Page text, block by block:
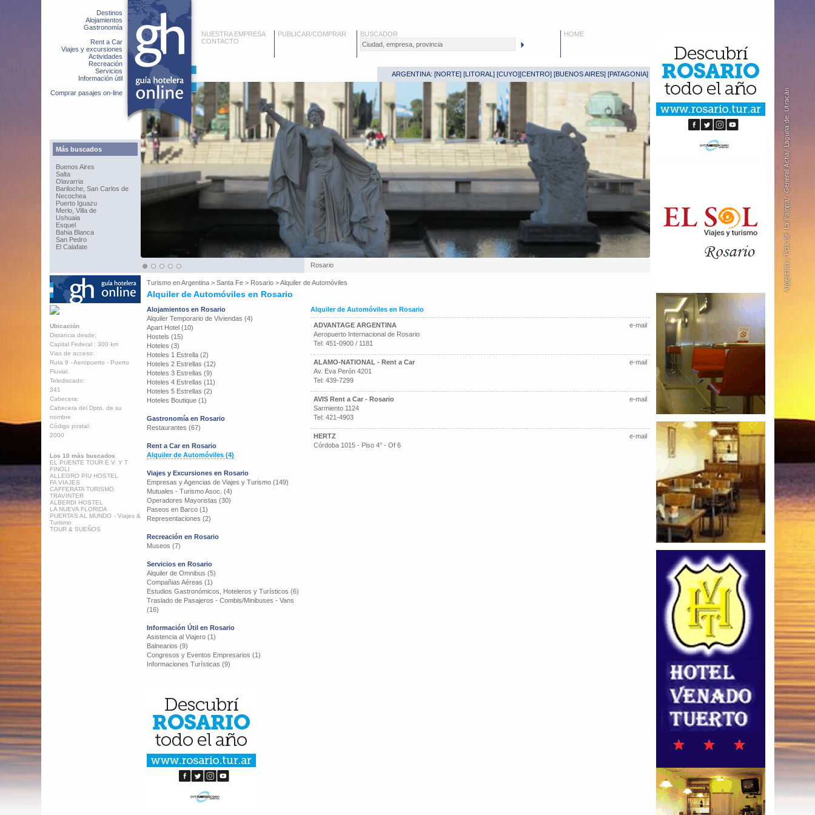
Destinos
Alojamientos
Gastronomía
Rent a Car
Viajes y excursiones
Actividades
Recreación
Servicios
Información útil
Comprar pasajes on-line
Más buscados
Buenos Aires
Salta
Olavarria
Bariloche, San Carlos de
Necochea
Puerto Iguazu
Merlo, Villa de
Ushuaia
Esquel
Bahia Blanca
San Pedro
El Calafate
NUESTRA EMPRESA
CONTACTO
PUBLICAR/COMPRAR BUSCADOR HOME
ARGENTINA: [NORTE] [LITORAL ] [CUYO][CENTRO] [BUENOS AIRES] [PATAGONIA]
Rosario
Turismo enArgentina > Santa Fe > Rosario >Alquiler de Automóviles
Alquiler de Automóviles en Rosario
Ubicación
Distancia desde:
Capital Federal : 300 km
Vias de acceso:
Ruta 9 - Aeropuerto - Puerto
Fluvial.
Telediscado:
341
Cabecera:
Cabecera del Dpto. de su
nombre
Código postal:
2000
Los 10 más buscados
EL PUENTE TOUR E.V. Y T
FINOLI
ALLEGRO PIU HOSTEL
FA VIAJES
CAFFERATA TURISMO
TRAVINTER
ALBERDI HOSTEL
LA NUEVA FLORIDA
PUERTAS AL MUNDO - Viajes &
Turismo
TOUR & SUEÑOS
Alojamientos en Rosario
Alquiler Temporario de Viviendas (4)
Apart Hotel (10)
Hostels (15)
Hoteles (3)
Hoteles 1 Estrella (2)
Hoteles 2 Estrellas (12)
Hoteles 3 Estrellas (9)
Hoteles 4 Estrellas (11)
Hoteles 5 Estrellas (2)
Hoteles Boutique (1)
Gastronomía en Rosario
Restaurantes (67)
Rent a Car en Rosario
Alquiler de Automóviles (4)
Viajes y Excursiones en Rosario
Empresas y Agencias de Viajes y Turismo (149)
Mutuales - Turismo Asoc. (4)
Operadores Mayoristas (30)
Paseos en Barco (1)
Representaciones (2)
Recreación en Rosario
Museos (7)
Servicios en Rosario
Alquiler de Omnibus (5)
Compañias Aéreas (1)
Estudios Gastronómicos, Hoteleros y Turísticos (6)
Traslado de Pasajeros - Combis/Minibuses - Vans
(16)
Información Útil en Rosario
Asistencia al Viajero (1)
Balnearios (9)
Congresos y Eventos Empresarios (1)
Informaciones Turísticas (9)
Alquiler de Automóviles en Rosario
e-mail
ADVANTAGE ARGENTINA
Aeropuerto Internacional de Rosario
Tel: 451-0900 / 1181
e-mail
ALAMO-NATIONAL - Rent a Car
Av. Eva Perón 4201
Tel: 439-7299
e-mail
AVIS Rent a Car - Rosario
Sarmiento 1124
Tel: 421-4903
e-mail
HERTZ
Córdoba 1015 - Piso 4° - Of 6